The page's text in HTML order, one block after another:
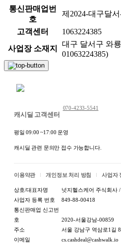
통신판매업번
호
제2024-대구달서
고객센터
1063224385
사업장 소재지
대구 달서구 와
01063224385)
캐시딜 고객센터
070-4233-5541
평일 09:00 ~17:00 운영
캐시딜 관련 문의만 접수 가능합니다.
이용약관 개인정보 처리 방침 사업자
상호/대표자명
넛지헬스케어 주식회사
사업자 등록 번호
849-88-00418
통신판매업 신고번
호
2020-서울강남-00859
주소
서울 강남구 역삼로1길
이메일
cs.cashdeal@cashwalk.io